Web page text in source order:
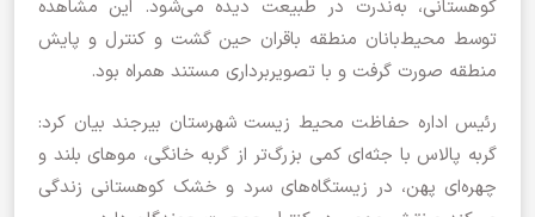
کوهستانی، به‌ندرت در طبیعت دیده می‌شود. این مشاهده
توسط محیط‌بانان منطقه باقران حین گشت و کنترل و پایش
منطقه صورت گرفت و با تصویربرداری مستند همراه بود.
رئیس اداره حفاظت محیط زیست شهرستان بیرجند بیان کرد:
گربه پالاس با جثه‌ای کمی بزرگ‌تر از گربه خانگی، موهای بلند و
چهره‌ای پهن، در زیستگاه‌های سرد و خشک کوهستانی زندگی